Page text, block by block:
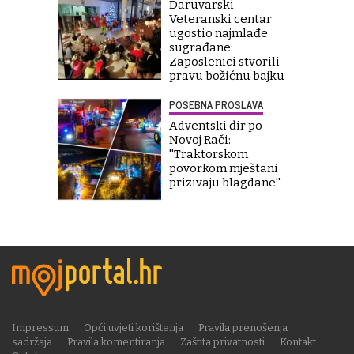
Daruvarski
Veteranski centar
ugostio najmlađe
sugrađane:
Zaposlenici stvorili
pravu božićnu bajku
POSEBNA PROSLAVA
Adventski đir po
Novoj Rači:
''Traktorskom
povorkom mještani
prizivaju blagdane''
Impressum Opći uvjeti korištenja
Pravila prenošenja
sadržaja
Pravila komentiranja Zaštita privatnosti
Kontakt